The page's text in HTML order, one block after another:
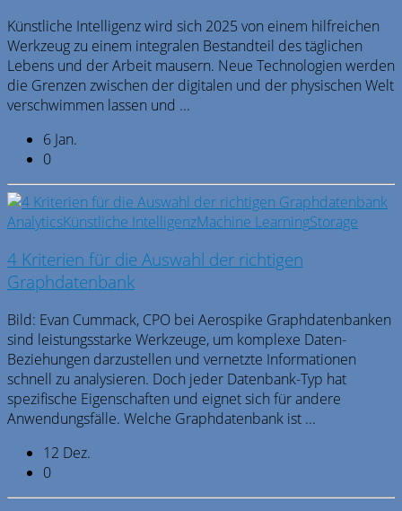
Künstliche Intelligenz wird sich 2025 von einem hilfreichen
Werkzeug zu einem integralen Bestandteil des täglichen
Lebens und der Arbeit mausern. Neue Technologien werden
die Grenzen zwischen der digitalen und der physischen Welt
verschwimmen lassen und ...
6 Jan.
0
AnalyticsKünstliche IntelligenzMachine LearningStorage
4 Kriterien für die Auswahl der richtigen
Graphdatenbank
Bild: Evan Cummack, CPO bei Aerospike Graphdatenbanken
sind leistungsstarke Werkzeuge, um komplexe Daten-
Beziehungen darzustellen und vernetzte Informationen
schnell zu analysieren. Doch jeder Datenbank-Typ hat
spezifische Eigenschaften und eignet sich für andere
Anwendungsfälle. Welche Graphdatenbank ist ...
12 Dez.
0